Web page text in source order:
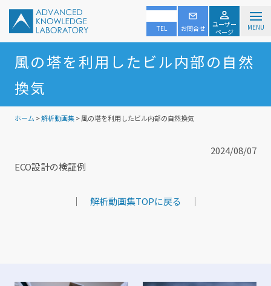
TEL お問合せ
ユーザー
ページ
MENU
風の塔を利用したビル内部の自然
換気
ホーム >解析動画集> 風の塔を利用したビル内部の自然換気
2024/08/07
ECO設計の検証例
｜ 解析動画集TOPに戻る ｜